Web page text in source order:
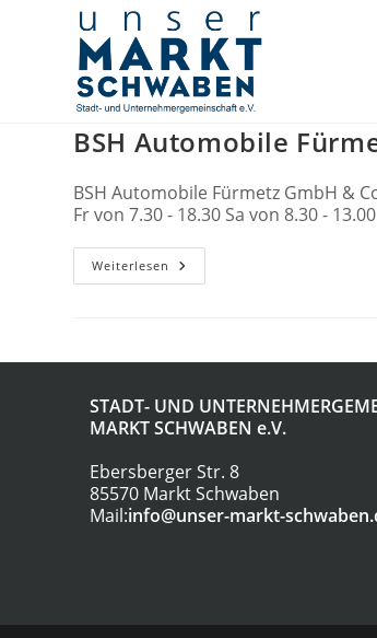
BSH Automobile
BSH Automobile Fürmetz GmbH &
Fr von 7.30 - 18.30 Sa von 8.30 -
Weiterlesen BSH
Automobile
STADT- UND
MARKT SCHWABEN e.V.
Ebersberger Str. 8
85570 Markt Schwaben
Mail:info@unser-markt-